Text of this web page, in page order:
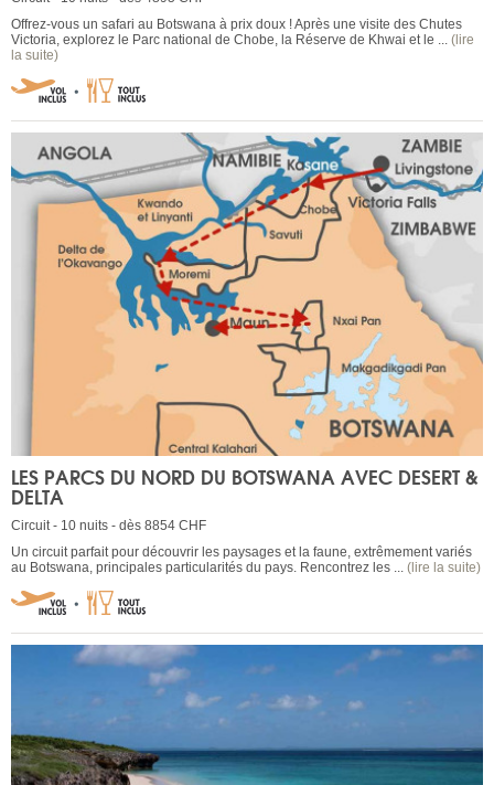
Offrez-vous un safari au Botswana à prix doux ! Après une visite des Chutes
Victoria, explorez le Parc national de Chobe, la Réserve de Khwai et le ... (lire
la suite)
LES PARCS DU NORD DU BOTSWANA AVEC DESERT &
DELTA
Circuit - 10 nuits - dès 8854 CHF
Un circuit parfait pour découvrir les paysages et la faune, extrêmement variés
au Botswana, principales particularités du pays. Rencontrez les ... (lire la suite)